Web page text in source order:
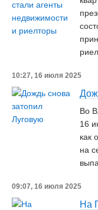
10:27, 16 июля 2025
Во
16
как
на
09:07, 16 июля 2025
На